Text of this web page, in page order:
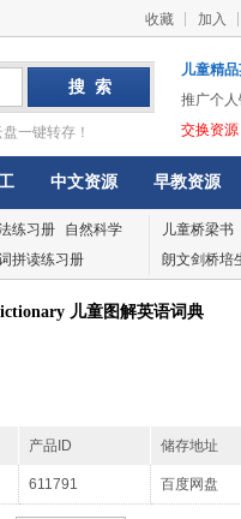
收藏 加入
一键转存！
儿童精
推广个
交换资
中文资源 早教资源
练习册
自然科学
拼读练习册
儿童桥梁书
朗文剑桥培
儿童图解英语词典
产品ID 储存地址
611791 百度网盘